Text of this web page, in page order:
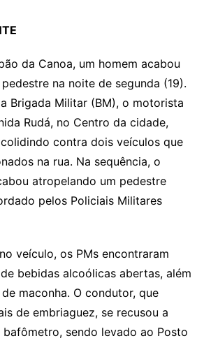
da Canoa, um homem acabou
na noite de segunda (19).
Brigada Militar (BM), o motorista
Rudá, no Centro da cidade,
contra dois veículos que
na rua. Na sequência, o
atropelando um pedestre
pelos Policiais Militares
veículo, os PMs encontraram
bebidas alcoólicas abertas, além
maconha. O condutor, que
de embriaguez, se recusou a
sendo levado ao Posto